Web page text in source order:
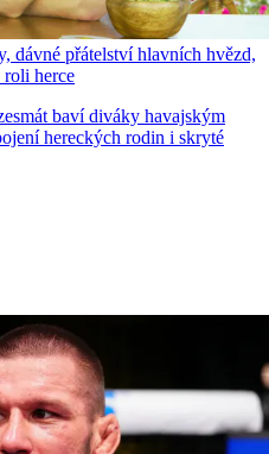
dávné přátelství hlavních hvězd,
roli herce
baví diváky havajským
hereckých rodin i skryté